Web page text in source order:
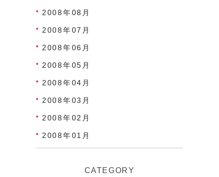
2008年08月
2008年07月
2008年06月
2008年05月
2008年04月
2008年03月
2008年02月
2008年01月
CATEGORY